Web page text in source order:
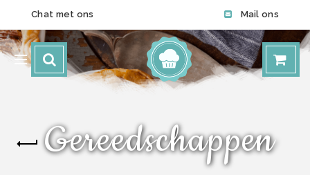
Chat met ons Mail ons
Gereedschappen